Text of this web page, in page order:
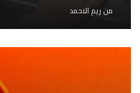
من ريم الاحمد